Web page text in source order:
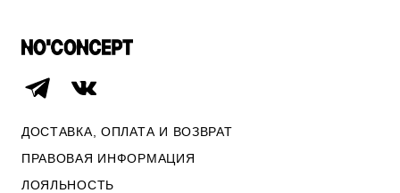
ДОСТАВКА, ОПЛАТА И ВОЗВРАТ
ПРАВОВАЯ ИНФОРМАЦИЯ
ЛОЯЛЬНОСТЬ
ОПЛАТА И ВОЗВРАТ